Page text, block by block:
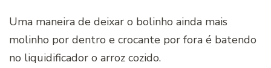
Uma maneira de deixar o bolinho ainda mais
molinho por dentro e crocante por fora é batendo
no liquidificador o arroz cozido.